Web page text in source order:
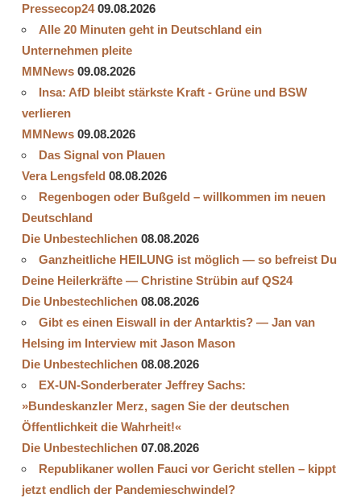
Pressecop24 09.08.2026
Alle 20 Minuten geht in Deutschland ein
Unternehmen pleite
MMNews 09.08.2026
Insa: AfD bleibt stärkste Kraft - Grüne und BSW
verlieren
MMNews 09.08.2026
Das Signal von Plauen
Vera Lengsfeld 08.08.2026
Regenbogen oder Bußgeld – willkommen im neuen
Deutschland
Die Unbestechlichen 08.08.2026
Ganzheitliche HEILUNG ist möglich — so befreist Du
Deine Heilerkräfte — Christine Strübin auf QS24
Die Unbestechlichen 08.08.2026
Gibt es einen Eiswall in der Antarktis? — Jan van
Helsing im Interview mit Jason Mason
Die Unbestechlichen 08.08.2026
EX-UN-Sonderberater Jeffrey Sachs:
»Bundeskanzler Merz, sagen Sie der deutschen
Öffentlichkeit die Wahrheit!«
Die Unbestechlichen 07.08.2026
Republikaner wollen Fauci vor Gericht stellen – kippt
jetzt endlich der Pandemieschwindel?